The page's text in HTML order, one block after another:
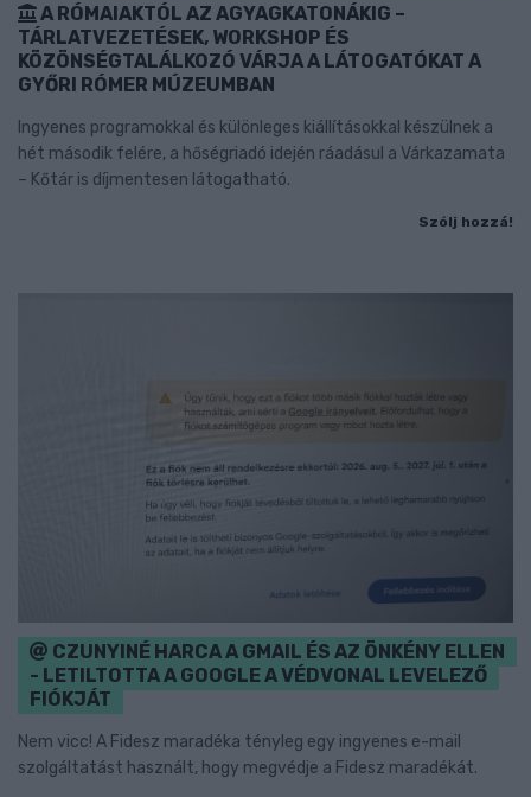
A RÓMAIAKTÓL AZ AGYAGKATONÁKIG –
TÁRLATVEZETÉSEK, WORKSHOP ÉS
KÖZÖNSÉGTALÁLKOZÓ VÁRJA A LÁTOGATÓKAT A
GYŐRI RÓMER MÚZEUMBAN
Ingyenes programokkal és különleges kiállításokkal készülnek a
hét második felére, a hőségriadó idején ráadásul a Várkazamata
– Kőtár is díjmentesen látogatható.
Szólj hozzá!
CZUNYINÉ HARCA A GMAIL ÉS AZ ÖNKÉNY ELLEN
- LETILTOTTA A GOOGLE A VÉDVONAL LEVELEZŐ
FIÓKJÁT
Nem vicc! A Fidesz maradéka tényleg egy ingyenes e-mail
szolgáltatást használt, hogy megvédje a Fidesz maradékát.